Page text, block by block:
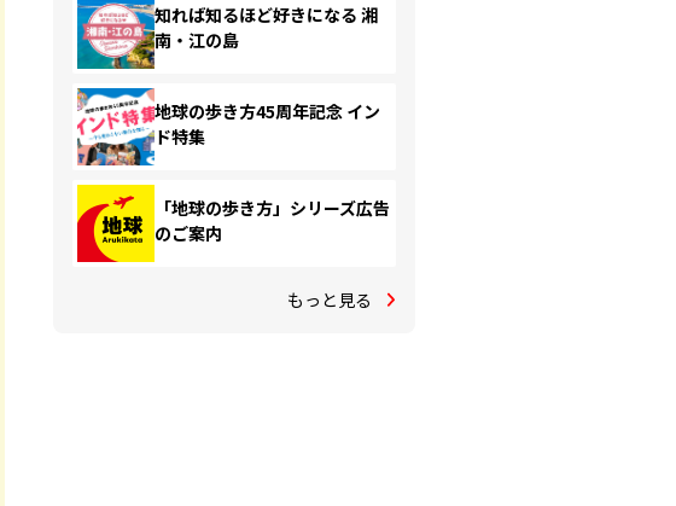
知れば知るほど好きになる 湘
南・江の島
地球の歩き方45周年記念 イン
ド特集
「地球の歩き方」シリーズ広告
のご案内
もっと見る